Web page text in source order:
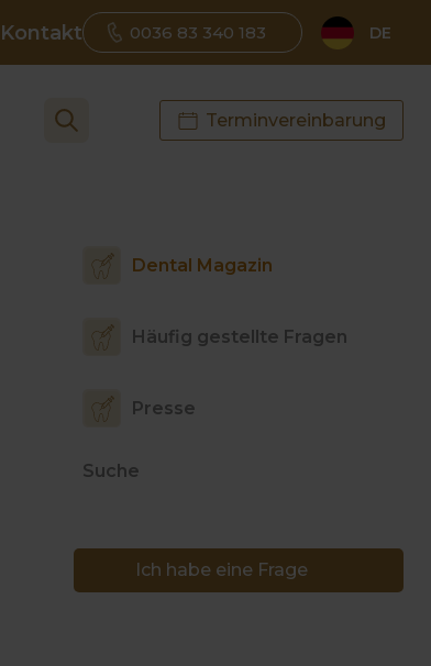
Kontakt 0036 83 340 183 DE
Terminvereinbarung
Dental Magazin
Häufig gestellte Fragen
Presse
Suche
Ich habe eine Frage